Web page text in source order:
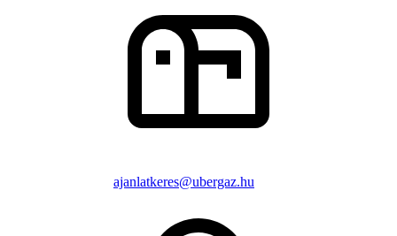
ajanlatkeres@ubergaz.hu